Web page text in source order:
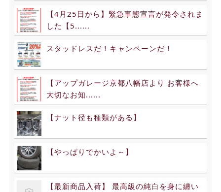
【4月25日から】緊急事態宣言が発令されま
した【5......
スタッドレスだ！キャンペーンだ！
【アップガレージ京都八幡店より お客様へ
大切なお知......
【ナット径も種類がある】
【やっぱりでかいよ～】
【最新商品入荷】 最高級の純白を身に纏い